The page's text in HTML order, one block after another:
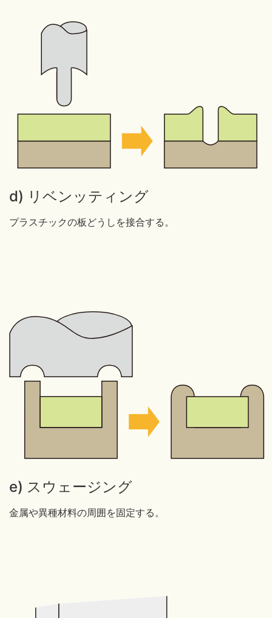
d) リベンッティング
プラスチックの板どうしを接合する。
e) スウェージング
金属や異種材料の周囲を固定する。